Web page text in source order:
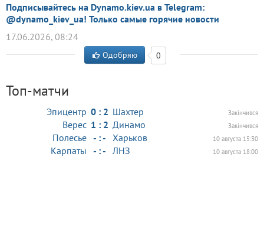
Подписывайтесь на Dynamo.kiev.ua в Telegram:
@dynamo_kiev_ua! Только самые горячие новости
17.06.2026, 08:24
Одобряю 0
Топ-матчи
Эпицентр Шахтер
0 : 2 Закінчився
Верес Динамо
1 : 2 Закінчився
Полесье Харьков
- : - 10 августа 15:30
Карпаты ЛНЗ
- : - 10 августа 18:00